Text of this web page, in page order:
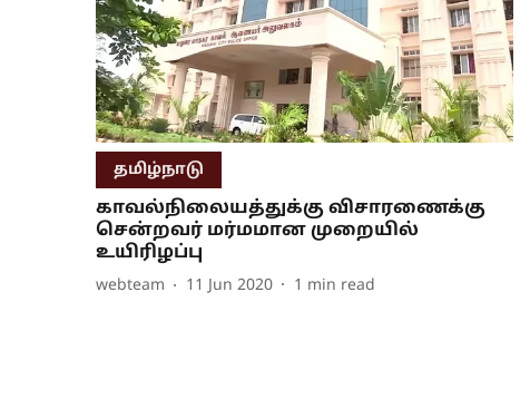
தமிழ்நாடு
காவல்நிலையத்துக்கு விசாரணைக்கு
சென்றவர் மர்மமான முறையில்
உயிரிழப்பு
webteam 11 Jun 2020 1 min read